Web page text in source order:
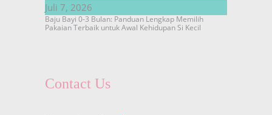
Juli 7, 2026
Baju Bayi 0-3 Bulan: Panduan Lengkap Memilih
Pakaian Terbaik untuk Awal Kehidupan Si Kecil
Contact Us